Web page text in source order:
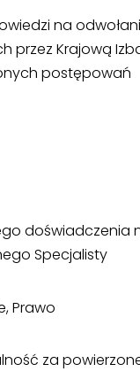
na
przez Krajową
postępowań
doświadczenia
Specjalisty
Prawo
za